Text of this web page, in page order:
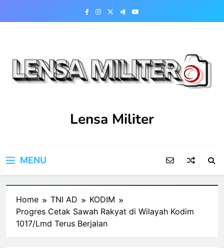
Lensa Militer
MENU
Home TNI AD
KODIM
Progres Cetak Sawah Rakyat di Wilayah Kodim
1017/Lmd Terus Berjalan